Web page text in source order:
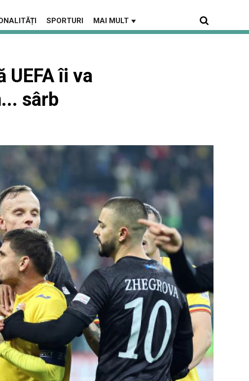
SPORTURI MAI MULT ▼
UEFA îi va
sârb